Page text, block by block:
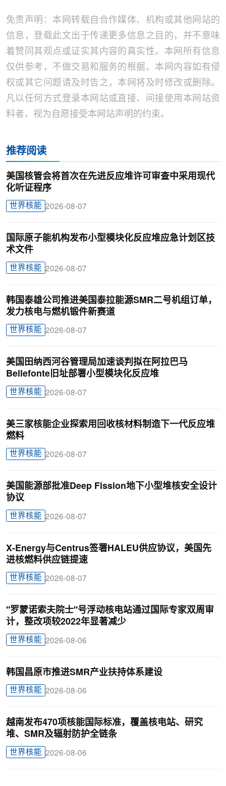
免责声明：本网转载自合作媒体、机构或其他网站的
信息，登载此文出于传递更多信息之目的，并不意味
着赞同其观点或证实其内容的真实性。本网所有信息
仅供参考，不做交易和服务的根据。本网内容如有侵
权或其它问题请及时告之，本网将及时修改或删除。
凡以任何方式登录本网站或直接、间接使用本网站资
料者，视为自愿接受本网站声明的约束。
推荐阅读
美国核管会将首次在先进反应堆许可审查中采用现代
化听证程序
世界核能 2026-08-07
国际原子能机构发布小型模块化反应堆应急计划区技
术文件
世界核能 2026-08-07
韩国泰雄公司推进美国泰拉能源SMR二号机组订单，
发力核电与燃机锻件新赛道
世界核能 2026-08-07
美国田纳西河谷管理局加速谈判拟在阿拉巴马
Bellefonte旧址部署小型模块化反应堆
世界核能 2026-08-07
美三家核能企业探索用回收核材料制造下一代反应堆
燃料
世界核能 2026-08-07
美国能源部批准Deep Fission地下小型堆核安全设计
协议
世界核能 2026-08-07
X-Energy与Centrus签署HALEU供应协议，美国先
进核燃料供应链提速
世界核能 2026-08-07
"罗蒙诺索夫院士"号浮动核电站通过国际专家双周审
计，整改项较2022年显著减少
世界核能 2026-08-06
韩国昌原市推进SMR产业扶持体系建设
世界核能 2026-08-06
越南发布470项核能国际标准，覆盖核电站、研究
堆、SMR及辐射防护全链条
世界核能 2026-08-06